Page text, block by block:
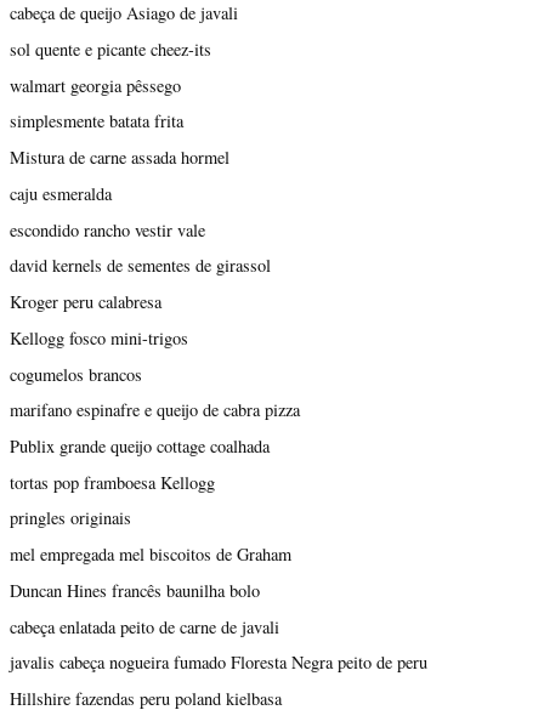
cabeça de queijo Asiago de javali
sol quente e picante cheez-its
walmart georgia pêssego
simplesmente batata frita
Mistura de carne assada hormel
caju esmeralda
escondido rancho vestir vale
david kernels de sementes de girassol
Kroger peru calabresa
Kellogg fosco mini-trigos
cogumelos brancos
marifano espinafre e queijo de cabra pizza
Publix grande queijo cottage coalhada
tortas pop framboesa Kellogg
pringles originais
mel empregada mel biscoitos de Graham
Duncan Hines francês baunilha bolo
cabeça enlatada peito de carne de javali
javalis cabeça nogueira fumado Floresta Negra peito de peru
Hillshire fazendas peru poland kielbasa